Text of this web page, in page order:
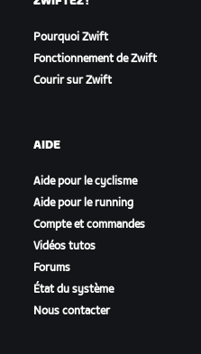
Pourquoi Zwift
Fonctionnement de Zwift
Courir sur Zwift
AIDE
Aide pour le cyclisme
Aide pour le running
Compte et commandes
Vidéos tutos
Forums
État du système
Nous contacter